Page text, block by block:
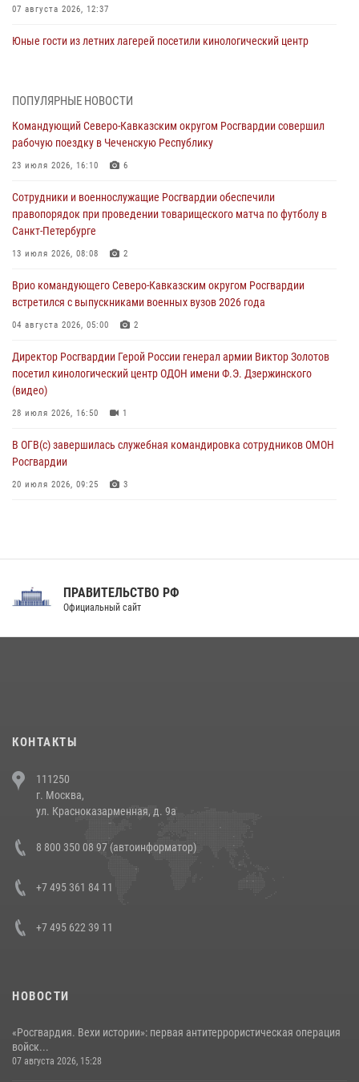
07 августа 2026, 12:37
Юные гости из летних лагерей посетили кинологический центр
выпуска «Легенды армии с Александром Маршалом»
07 августа 2026, 12:00
ветераны военной контрразведки почтили память Николая
Кузнецова
07 августа 2026, 12:00
Смольного собора в Санкт-Петербурге (видео)
07 августа 2026, 11:34
взрывобезопасности
ПОПУЛЯРНЫЕ НОВОСТИ
Командующий Северо-Кавказским округом Росгвардии совершил
рабочую поездку в Чеченскую Республику
23 июля 2026, 16:10 6
Сотрудники и военнослужащие Росгвардии обеспечили
правопорядок при проведении товарищеского матча по футболу в
Санкт-Петербурге
13 июля 2026, 08:08 2
Врио командующего Северо-Кавказским округом Росгвардии
встретился с выпускниками военных вузов 2026 года
04 августа 2026, 05:00 2
Директор Росгвардии Герой России генерал армии Виктор Золотов
посетил кинологический центр ОДОН имени Ф.Э. Дзержинского
(видео)
28 июля 2026, 16:50 1
В ОГВ(с) завершилась служебная командировка сотрудников ОМОН
Росгвардии
20 июля 2026, 09:25 3
Праздник «Один день с Росгвардией» к 105-летию Центрального
напавших на бригаду скорой помощи (видео)
14 июля 2026, 12:20
В Росгвардии прошла военно-научная конференция по обобщению
боевого опыта
ПРАВИТЕЛЬСТВО РФ
Официальный сайт
КОНТАКТЫ
111250
г. Москва,
ул. Красноказарменная, д. 9а
8 800 350 08 97 (автоинформатор)
+7 495 361 84 11
+7 495 622 39 11
НОВОСТИ
«Росгвардия. Вехи истории»: первая антитеррористическая операция
войск...
07 августа 2026, 15:28